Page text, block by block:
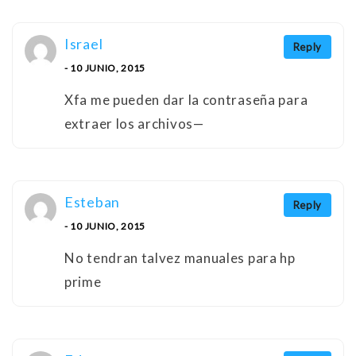
Reply
Israel
- 10 JUNIO, 2015
Xfa me pueden dar la contraseña para
extraer los archivos—
Reply
Esteban
- 10 JUNIO, 2015
No tendran talvez manuales para hp
prime